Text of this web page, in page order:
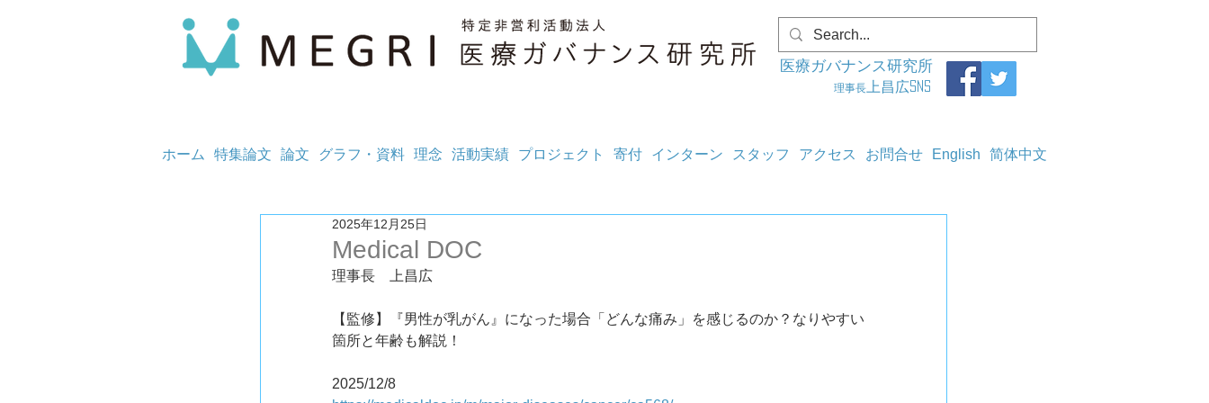
医療ガバナンス研究所
理事長 上昌広SNS
ホーム 特集論文 論文 グラフ・資料 理念 活動実績 プロジェクト 寄付 インターン スタッフ アクセス お問合せ English 简体中文
Medical DOC
2025年12月25日
理事長　上昌広
【監修】『男性が乳がん』になった場合「どんな痛み」を感じるのか？なりやすい
箇所と年齢も解説！
2025/12/8